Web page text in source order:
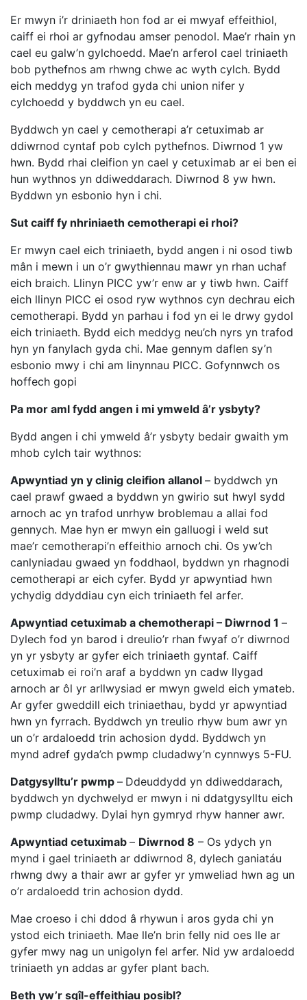
Er mwyn i’r driniaeth hon fod ar ei mwyaf effeithiol,
caiff ei rhoi ar gyfnodau amser penodol. Mae’r rhain yn
cael eu galw’n gylchoedd. Mae’n arferol cael triniaeth
bob pythefnos am rhwng chwe ac wyth cylch. Bydd
eich meddyg yn trafod gyda chi union nifer y
cylchoedd y byddwch yn eu cael.
Byddwch yn cael y cemotherapi a’r cetuximab ar
ddiwrnod cyntaf pob cylch pythefnos. Diwrnod 1 yw
hwn. Bydd rhai cleifion yn cael y cetuximab ar ei ben ei
hun wythnos yn ddiweddarach. Diwrnod 8 yw hwn.
Byddwn yn esbonio hyn i chi.
Sut caiff fy nhriniaeth cemotherapi ei rhoi?
Er mwyn cael eich triniaeth, bydd angen i ni osod tiwb
mân i mewn i un o’r gwythiennau mawr yn rhan uchaf
eich braich. Llinyn PICC yw’r enw ar y tiwb hwn. Caiff
eich llinyn PICC ei osod ryw wythnos cyn dechrau eich
cemotherapi. Bydd yn parhau i fod yn ei le drwy gydol
eich triniaeth. Bydd eich meddyg neu’ch nyrs yn trafod
hyn yn fanylach gyda chi. Mae gennym daflen sy’n
esbonio mwy i chi am linynnau PICC. Gofynnwch os
hoffech gopi
Pa mor aml fydd angen i mi ymweld â’r ysbyty?
Bydd angen i chi ymweld â’r ysbyty bedair gwaith ym
mhob cylch tair wythnos:
Apwyntiad yn y clinig cleifion allanol – byddwch yn
cael prawf gwaed a byddwn yn gwirio sut hwyl sydd
arnoch ac yn trafod unrhyw broblemau a allai fod
gennych. Mae hyn er mwyn ein galluogi i weld sut
mae’r cemotherapi’n effeithio arnoch chi. Os yw’ch
canlyniadau gwaed yn foddhaol, byddwn yn rhagnodi
cemotherapi ar eich cyfer. Bydd yr apwyntiad hwn
ychydig ddyddiau cyn eich triniaeth fel arfer.
Apwyntiad cetuximab a chemotherapi – Diwrnod 1 –
Dylech fod yn barod i dreulio’r rhan fwyaf o’r diwrnod
yn yr ysbyty ar gyfer eich triniaeth gyntaf. Caiff
cetuximab ei roi’n araf a byddwn yn cadw llygad
arnoch ar ôl yr arllwysiad er mwyn gweld eich ymateb.
Ar gyfer gweddill eich triniaethau, bydd yr apwyntiad
hwn yn fyrrach. Byddwch yn treulio rhyw bum awr yn
un o’r ardaloedd trin achosion dydd. Byddwch yn
mynd adref gyda’ch pwmp cludadwy’n cynnwys 5-FU.
Datgysylltu’r pwmp – Ddeuddydd yn ddiweddarach,
byddwch yn dychwelyd er mwyn i ni ddatgysylltu eich
pwmp cludadwy. Dylai hyn gymryd rhyw hanner awr.
Apwyntiad cetuximab – Diwrnod 8 – Os ydych yn
mynd i gael triniaeth ar ddiwrnod 8, dylech ganiatáu
rhwng dwy a thair awr ar gyfer yr ymweliad hwn ag un
o’r ardaloedd trin achosion dydd.
Mae croeso i chi ddod â rhywun i aros gyda chi yn
ystod eich triniaeth. Mae lle’n brin felly nid oes lle ar
gyfer mwy nag un unigolyn fel arfer. Nid yw ardaloedd
triniaeth yn addas ar gyfer plant bach.
Beth yw’r sgîl-effeithiau posibl?